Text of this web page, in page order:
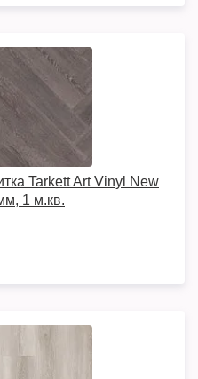
Tarkett Art Vinyl New
1 м.кв.